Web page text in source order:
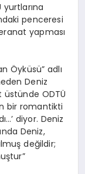
yurtlarına
penceresi
yapması
Öyküsü” adlı
Deniz
üstünde ODTÜ
bir romantikti
diyor. Deniz
Deniz,
değildir;